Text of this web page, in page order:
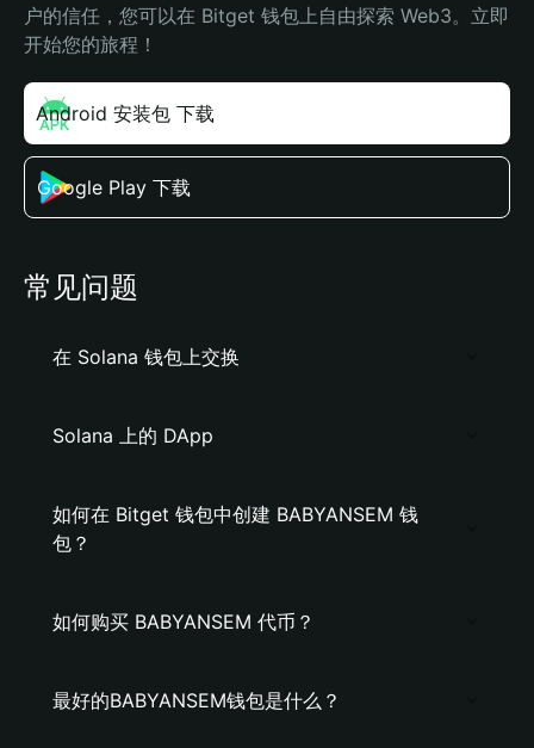
户的信任，您可以在 Bitget 钱包上自由探索 Web3。立即
开始您的旅程！
Android 安装包 下载
Google Play 下载
常见问题
在 Solana 钱包上交换
Solana 上的 DApp
如何在 Bitget 钱包中创建 BABYANSEM 钱
包？
如何购买 BABYANSEM 代币？
最好的BABYANSEM钱包是什么？